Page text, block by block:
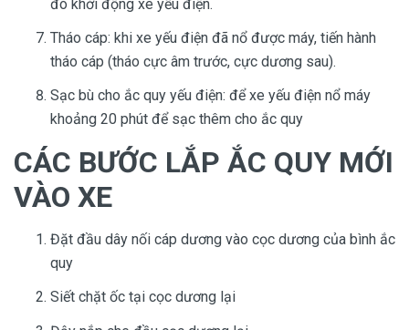
đó khởi động xe yếu điện.
Tháo cáp: khi xe yếu điện đã nổ được máy, tiến hành
tháo cáp (tháo cực âm trước, cực dương sau).
Sạc bù cho ắc quy yếu điện: để xe yếu điện nổ máy
khoảng 20 phút để sạc thêm cho ắc quy
CÁC BƯỚC LẮP ẮC QUY MỚI
VÀO XE
Đặt đầu dây nối cáp dương vào cọc dương của bình ắc
quy
Siết chặt ốc tại cọc dương lại